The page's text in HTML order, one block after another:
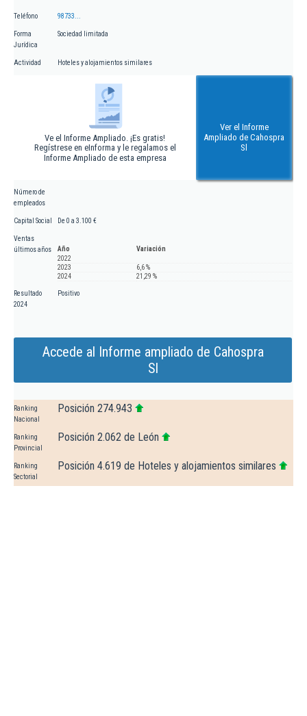
Teléfono 98733...
Forma
Jurídica
Sociedad limitada
Actividad Hoteles y alojamientos similares
Ve el Informe Ampliado. ¡Es gratis!
Regístrese en eInforma y le regalamos el
Informe Ampliado de esta empresa
Ver el Informe
Ampliado de Cahospra
Sl
Número de
empleados
Capital Social De 0 a 3.100 €
Ventas
últimos años
Año
Variación
2022
2023
6,6 %
2024
21,29 %
Resultado
2024
Positivo
Accede al Informe ampliado de Cahospra
Sl
Ranking
Nacional
Posición 274.943
Ranking
Provincial
Posición 2.062 de León
Ranking
Sectorial
Posición 4.619 de Hoteles y alojamientos similares